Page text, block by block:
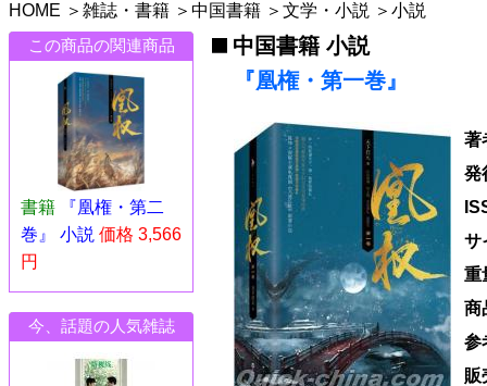
HOME ＞ 雑誌・書籍 ＞ 中国書籍 ＞ 文学・小説 ＞ 小説
この商品の関連商品
書籍
『凰権・第二
巻』 小説 価格 3,566
円
今、話題の人気雑誌
中国書籍 小説
『凰権・第一巻』
著
発
サ
重
商
参
販